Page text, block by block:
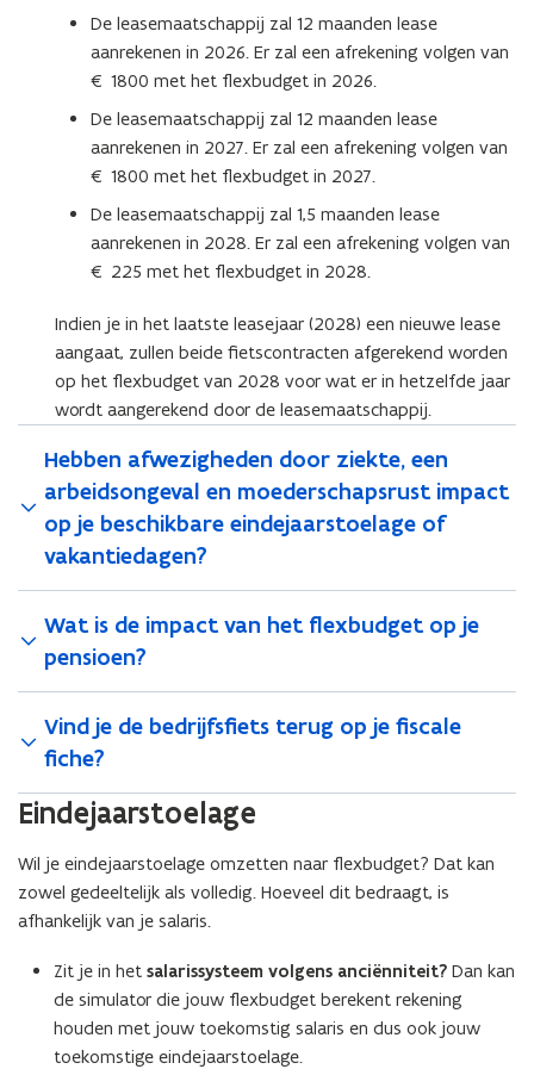
De leasemaatschappij zal 12 maanden lease
aanrekenen in 2026. Er zal een afrekening volgen van
€ 1800 met het flexbudget in 2026.
De leasemaatschappij zal 12 maanden lease
aanrekenen in 2027. Er zal een afrekening volgen van
€ 1800 met het flexbudget in 2027.
De leasemaatschappij zal 1,5 maanden lease
aanrekenen in 2028. Er zal een afrekening volgen van
€ 225 met het flexbudget in 2028.
Indien je in het laatste leasejaar (2028) een nieuwe lease
aangaat, zullen beide fietscontracten afgerekend worden
op het flexbudget van 2028 voor wat er in hetzelfde jaar
wordt aangerekend door de leasemaatschappij.
Hebben afwezigheden door ziekte, een
arbeidsongeval en moederschapsrust impact
op je beschikbare eindejaarstoelage of
vakantiedagen?
Wat is de impact van het flexbudget op je
pensioen?
Vind je de bedrijfsfiets terug op je fiscale
fiche?
Eindejaarstoelage
Wil je eindejaarstoelage omzetten naar flexbudget? Dat kan
zowel gedeeltelijk als volledig. Hoeveel dit bedraagt, is
afhankelijk van je salaris.
Zit je in het salarissysteem volgens anciënniteit? Dan kan
de simulator die jouw flexbudget berekent rekening
houden met jouw toekomstig salaris en dus ook jouw
toekomstige eindejaarstoelage.